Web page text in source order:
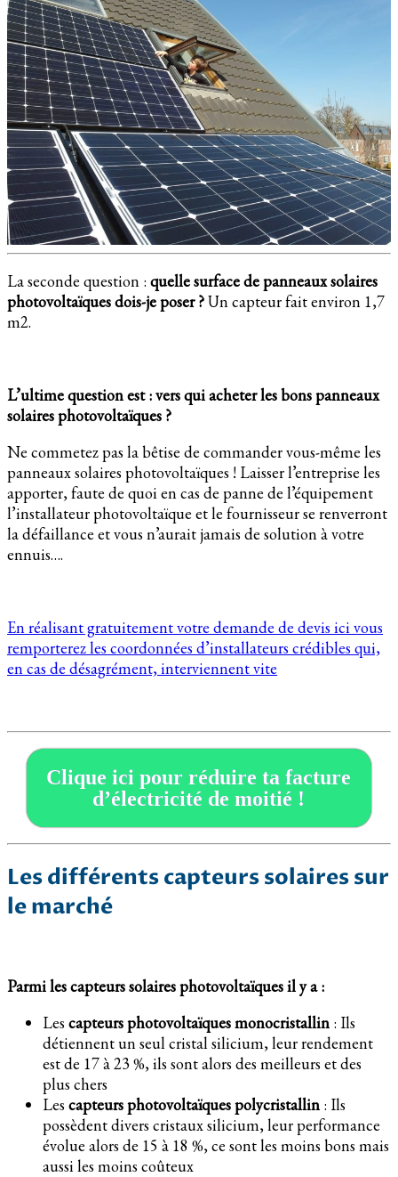
La seconde question : quelle surface de panneaux solaires
photovoltaïques dois-je poser ?Un capteur fait environ 1,7
m2.
L’ultime question est : vers qui acheter les bons panneaux
solaires photovoltaïques ?
Ne commetez pas la bêtise de commander vous-même les
panneaux solaires photovoltaïques ! Laisser l’entreprise les
apporter, faute de quoi en cas de panne de l’équipement
l’installateur photovoltaïque et le fournisseur se renverront
la défaillance et vous n’aurait jamais de solution à votre
ennuis….
En réalisant gratuitement votre demande de devis ici vous
remporterez les coordonnées d’installateurs crédibles qui,
en cas de désagrément, interviennent vite
Clique ici pour réduire ta facture
d’électricité de moitié !
Les différents capteurs solaires sur
le marché
Parmi les capteurs solaires photovoltaïques il y a :
Les capteurs photovoltaïques monocristallin : Ils
détiennent un seul cristal silicium, leur rendement
est de 17 à 23 %, ils sont alors des meilleurs et des
plus chers
Les capteurs photovoltaïques polycristallin : Ils
possèdent divers cristaux silicium, leur performance
évolue alors de 15 à 18 %, ce sont les moins bons mais
aussi les moins coûteux